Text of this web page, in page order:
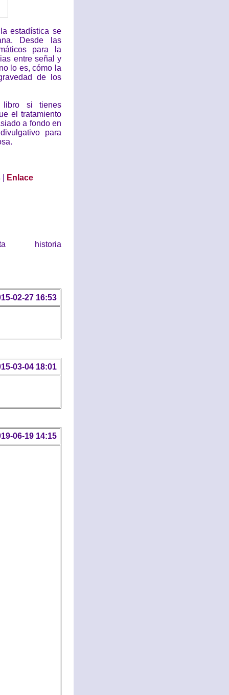
estadística se
Desde las
para la
entre señal y
lo es, cómo la
de los
libro si tienes
el tratamiento
a fondo en
para
Enlace
historia
02-27 16:53
03-04 18:01
06-19 14:15